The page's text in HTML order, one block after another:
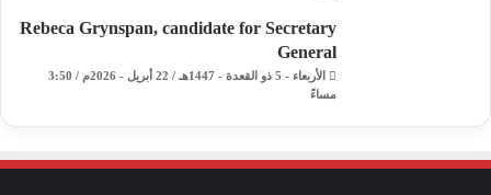
Rebeca Grynspan, candidate for Secretary
General
الأربعاء - 5 ذو القعدة - 1447هـ / 22 أبريل - 2026م / 3:50
مساءً